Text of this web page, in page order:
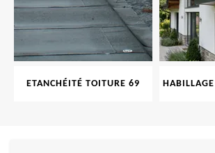
ETANCHÉITÉ TOITURE 69